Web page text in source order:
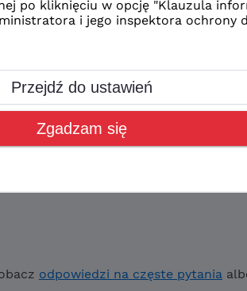
wybierz
odpowiedzi na częste pytania